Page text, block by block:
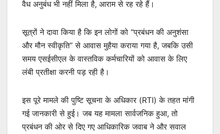
वैध अनुबंध भी नहीं मिला है, आराम से रह रहे हैं।
सूत्रों ने दावा किया है कि इन लोगों को “प्रबंधन की अनुशंसा
और मौन स्वीकृति” से आवास मुहैया कराया गया है, जबकि उसी
समय एसईसीएल के वास्तविक कर्मचारियों को आवास के लिए
लंबी प्रतीक्षा करनी पड़ रही है।
इस पूरे मामले की पुष्टि सूचना के अधिकार (RTI) के तहत मांगी
गई जानकारी से हुई। जब यह मामला सार्वजनिक हुआ, तो
प्रबंधन की ओर से दिए गए आधिकारिक जवाब ने और सवाल